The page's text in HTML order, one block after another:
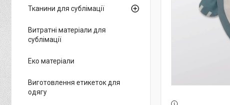
Тканини для сублімації
Витратні матеріали для
сублімації
Еко матеріали
Виготовлення етикеток для
одягу